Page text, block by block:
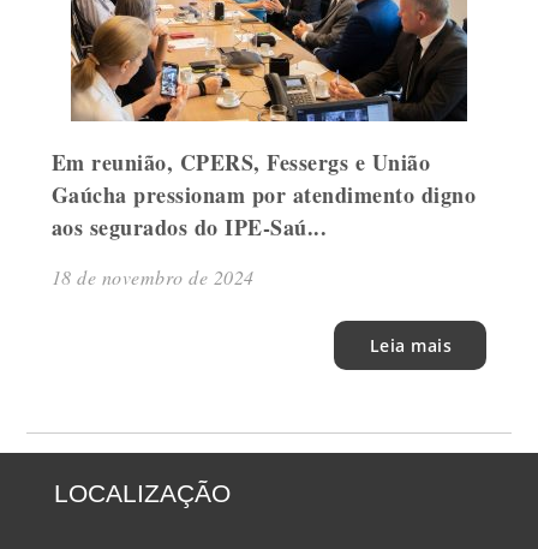
Em reunião, CPERS, Fessergs e União
Gaúcha pressionam por atendimento digno
aos segurados do IPE-Saú...
18 de novembro de 2024
Leia mais
LOCALIZAÇÃO